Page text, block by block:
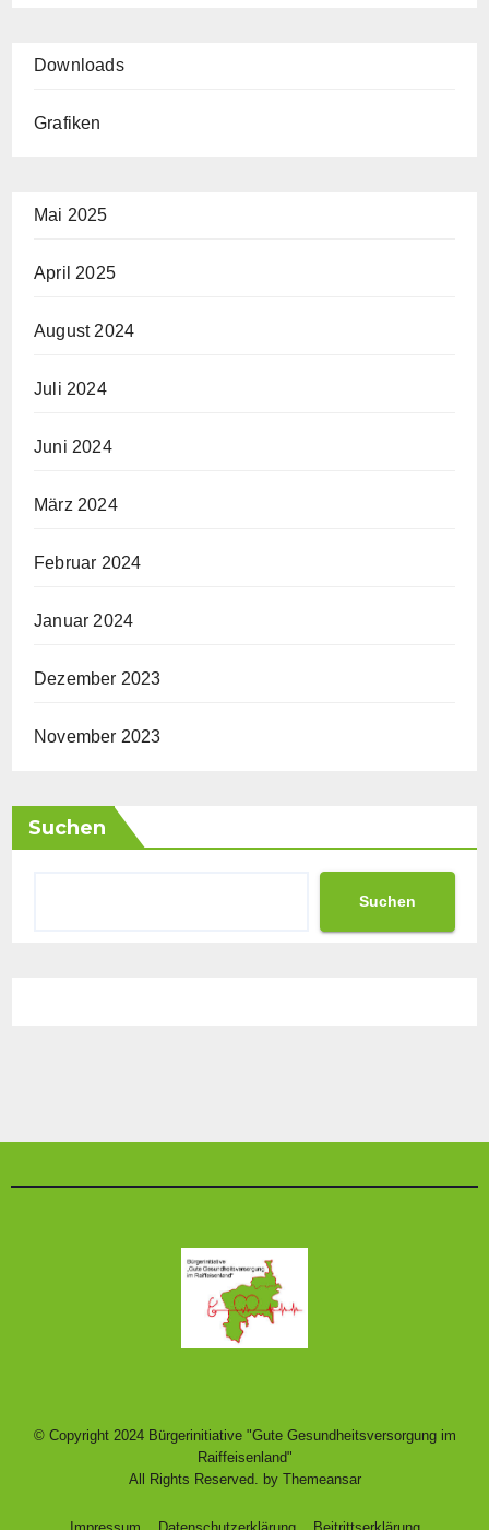
Downloads
Grafiken
Mai 2025
April 2025
August 2024
Juli 2024
Juni 2024
März 2024
Februar 2024
Januar 2024
Dezember 2023
November 2023
Suchen
Suchen
© Copyright 2024 Bürgerinitiative "Gute Gesundheitsversorgung im
Raiffeisenland"
All Rights Reserved. by Themeansar